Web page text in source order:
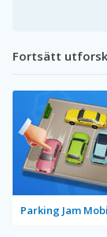
Fortsätt
Parking Jam